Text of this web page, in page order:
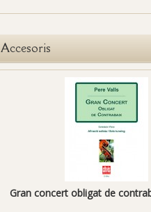
Accesoris
Gran concert obligat de